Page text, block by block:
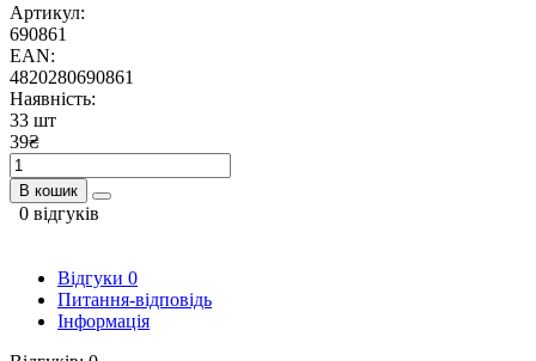
Артикул:
690861
EAN:
4820280690861
Наявність:
33 шт
39₴
В кошик
0 відгуків
Відгуки 0
Питання-відповідь
Інформація